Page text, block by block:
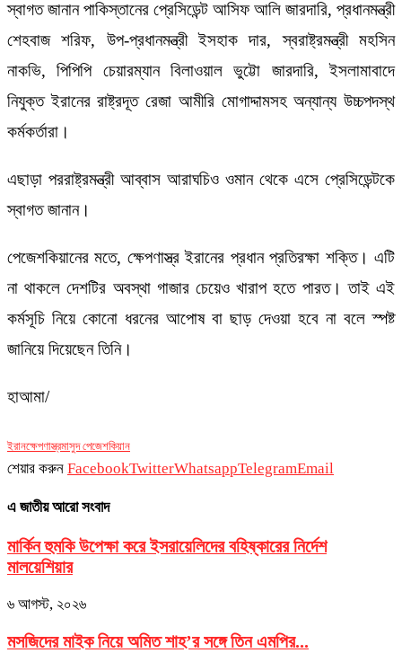
স্বাগত জানান পাকিস্তানের প্রেসিডেন্ট আসিফ আলি জারদারি, প্রধানমন্ত্রী
শেহবাজ শরিফ, উপ-প্রধানমন্ত্রী ইসহাক দার, স্বরাষ্ট্রমন্ত্রী মহসিন
নাকভি, পিপিপি চেয়ারম্যান বিলাওয়াল ভুট্টো জারদারি, ইসলামাবাদে
নিযুক্ত ইরানের রাষ্ট্রদূত রেজা আমীরি মোগাদ্দামসহ অন্যান্য উচ্চপদস্থ
কর্মকর্তারা।
এছাড়া পররাষ্ট্রমন্ত্রী আব্বাস আরাঘচিও ওমান থেকে এসে প্রেসিডেন্টকে
স্বাগত জানান।
পেজেশকিয়ানের মতে, ক্ষেপণাস্ত্র ইরানের প্রধান প্রতিরক্ষা শক্তি। এটি
না থাকলে দেশটির অবস্থা গাজার চেয়েও খারাপ হতে পারত। তাই এই
কর্মসূচি নিয়ে কোনো ধরনের আপোষ বা ছাড় দেওয়া হবে না বলে স্পষ্ট
জানিয়ে দিয়েছেন তিনি।
হাআমা/
ইরানক্ষেপণাস্ত্রমাসুদ পেজেশকিয়ান
শেয়ার করুন FacebookTwitterWhatsappTelegramEmail
এ জাতীয় আরো সংবাদ
মার্কিন হুমকি উপেক্ষা করে ইসরায়েলিদের বহিষ্কারের নির্দেশ
মালয়েশিয়ার
৬ আগস্ট, ২০২৬
মসজিদের মাইক নিয়ে অমিত শাহ’র সঙ্গে তিন এমপির...